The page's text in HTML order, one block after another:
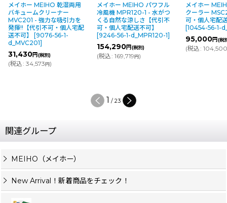
メイホー MEIHO 乾湿両用
バキュームクリーナー
MVC201 - 強力な吸引力を
発揮!!【代引不可・個人宅配
送不可】
[9076-56-1-
d_MVC201]
31,430円(税別)
(税込: 34,573円)
メイホー MEIHO パワフル
冷風機 MPR120-1 - 水がつ
くる自然な涼しさ【代引不
可・個人宅配送不可】
[9246-56-1-d_MPR120-1]
154,290円(税別)
(税込: 169,719円)
メイホー
クーラー
可・個人宅配
[10454-56-1-
95,000円(税
(税込:
1 / 23
関連グループ
MEIHO（メイホー）
New Arrival！新着商品をチェック！